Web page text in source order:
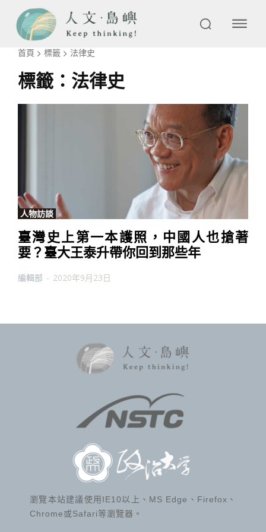
首頁 標籤 法律史
標籤： 法律史
人物訪談
臺灣史上第一本護照，中國人也搶著
要？臺大王泰升帶你回到那些年
編輯部 - 2020年9月23日
瀏覽本站建議使用IE10以上、MS Edge、Firefox、
Chrome或Safari等瀏覽器。